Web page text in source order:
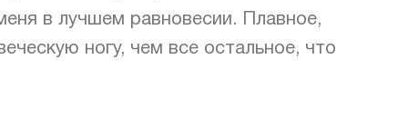
в лучшем равновесии. Плавное,
ногу, чем все остальное, что